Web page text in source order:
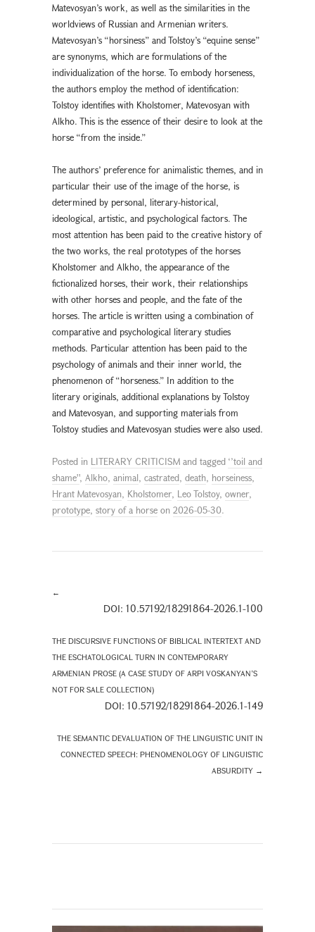
Matevosyan’s work, as well as the similarities in the
worldviews of Russian and Armenian writers.
Matevosyan’s “horsiness” and Tolstoy’s “equine sense”
are synonyms, which are formulations of the
individualization of the horse. To embody horseness,
the authors employ the method of identification:
Tolstoy identifies with Kholstomer, Matevosyan with
Alkho. This is the essence of their desire to look at the
horse “from the inside.”
The authors’ preference for animalistic themes, and in
particular their use of the image of the horse, is
determined by personal, literary-historical,
ideological, artistic, and psychological factors. The
most attention has been paid to the creative history of
the two works, the real prototypes of the horses
Kholstomer and Alkho, the appearance of the
fictionalized horses, their work, their relationships
with other horses and people, and the fate of the
horses. The article is written using a combination of
comparative and psychological literary studies
methods. Particular attention has been paid to the
psychology of animals and their inner world, the
phenomenon of “horseness.” In addition to the
literary originals, additional explanations by Tolstoy
and Matevosyan, and supporting materials from
Tolstoy studies and Matevosyan studies were also used.
Posted in LITERARY CRITICISM and tagged ‘’toil and
shame'', Alkho, animal, castrated, death, horseiness,
Hrant Matevosyan, Kholstomer, Leo Tolstoy, owner,
prototype, story of a horse on 2026-05-30.
←
DOI: 10.57192/18291864-2026.1-100
THE DISCURSIVE FUNCTIONS OF BIBLICAL INTERTEXT AND
THE ESCHATOLOGICAL TURN IN CONTEMPORARY
ARMENIAN PROSE (A CASE STUDY OF ARPI VOSKANYAN’S
NOT FOR SALE COLLECTION)
DOI: 10.57192/18291864-2026.1-149
THE SEMANTIC DEVALUATION OF THE LINGUISTIC UNIT IN
CONNECTED SPEECH: PHENOMENOLOGY OF LINGUISTIC
ABSURDITY →